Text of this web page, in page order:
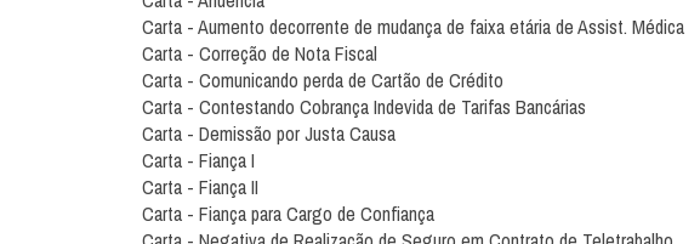
Carta - Aumento decorrente de mudança de faixa etária de Assist. Médica
Carta - Correção de Nota Fiscal
Carta - Comunicando perda de Cartão de Crédito
Carta - Contestando Cobrança Indevida de Tarifas Bancárias
Carta - Demissão por Justa Causa
Carta - Fiança I
Carta - Fiança II
Carta - Fiança para Cargo de Confiança